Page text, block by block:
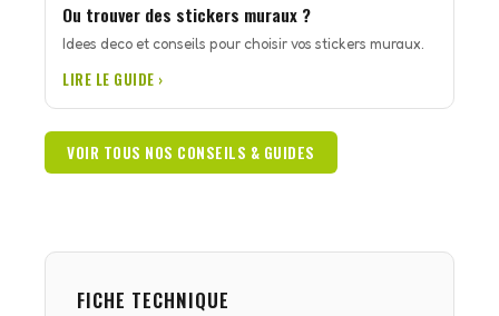
Ou trouver des stickers muraux ?
Idees deco et conseils pour choisir vos stickers muraux.
LIRE LE GUIDE ›
VOIR TOUS NOS CONSEILS & GUIDES
FICHE TECHNIQUE